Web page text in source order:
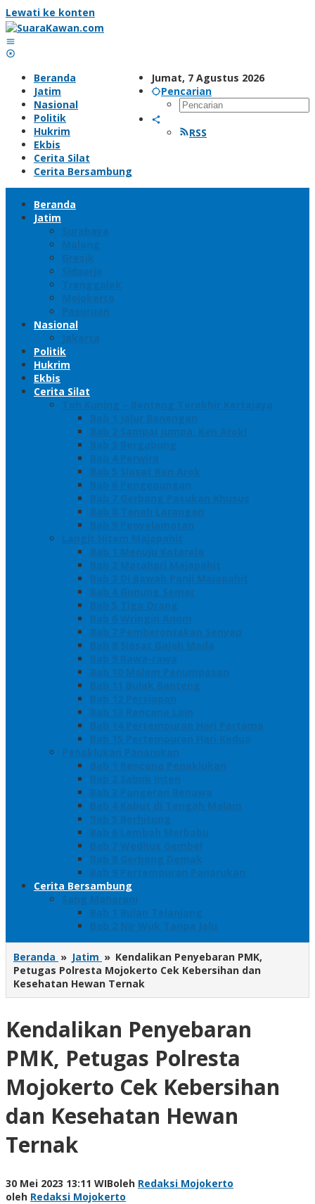
Lewati ke konten
Jumat, 7 Agustus 2026
Pencarian
RSS
Beranda
Jatim
Nasional
Politik
Hukrim
Ekbis
Cerita Silat
Cerita Bersambung
Beranda
Jatim
Surabaya
Malang
Gresik
Sidoarjo
Trenggalek
Mojokerto
Pasuruan
Nasional
Jakarta
Politik
Hukrim
Ekbis
Cerita Silat
Toh Kuning – Benteng Terakhir Kertajaya
Bab 1 Jalur Banengan
Bab 2 Sampai Jumpa, Ken Arok!
Bab 3 Bergabung
Bab 4 Perwira
Bab 5 Siasat Ken Arok
Bab 6 Pengepungan
Bab 7 Gerbang Pasukan Khusus
Bab 8 Tanah Larangan
Bab 9 Penyelamatan
Langit Hitam Majapahit
Bab 1 Menuju Kotaraja
Bab 2 Matahari Majapahit
Bab 3 Di Bawah Panji Majapahit
Bab 4 Gunung Semar
Bab 5 Tiga Orang
Bab 6 Wringin Anom
Bab 7 Pemberontakan Senyap
Bab 8 Siasat Gajah Mada
Bab 9 Rawa-rawa
Bab 10 Malam Penumpasan
Bab 11 Bulak Banteng
Bab 12 Persiapan
Bab 13 Rencana Lain
Bab 14 Pertempuran Hari Pertama
Bab 15 Pertempuran Hari Kedua
Penaklukan Panarukan
Bab 1 Rencana Penaklukan
Bab 2 Sabuk Inten
Bab 3 Pangeran Benawa
Bab 4 Kabut di Tengah Malam
Bab 5 Berhitung
Bab 6 Lembah Merbabu
Bab 7 Wedhus Gembel
Bab 8 Gerbang Demak
Bab 9 Pertempuran Panarukan
Cerita Bersambung
Sang Maharani
Bab 1 Bulan Telanjang
Bab 2 Nir Wuk Tanpa Jalu
Beranda » Jatim » Kendalikan Penyebaran PMK,
Petugas Polresta Mojokerto Cek Kebersihan dan
Kesehatan Hewan Ternak
Kendalikan Penyebaran
PMK, Petugas Polresta
Mojokerto Cek Kebersihan
dan Kesehatan Hewan
Ternak
30 Mei 2023 13:11 WIBoleh Redaksi Mojokerto
oleh Redaksi Mojokerto